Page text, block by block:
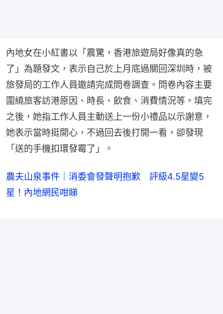
內地女在小紅書以「震驚，香港旅遊局好像真的急
了」為題發文，表示自己於上月底過關回深圳時，被
旅發局的工作人員邀請完成問卷調查。問卷內容主要
圍繞旅客訪港原因、時長、飲食、消費情況等。填完
之後，她指工作人員主動送上一份小禮品以示謝意，
她表示當時挺開心，不過回去後打開一看，卻發現
「送的手機扣環發霉了」。
農夫山泉事件｜消委會發聲明抱歉 評級4.5星變5
星！內地網民咁睇